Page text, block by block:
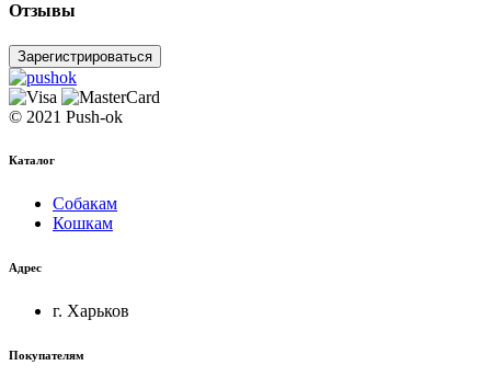
Отзывы
Зарегистрироваться
© 2021 Push-ok
Каталог
Собакам
Кошкам
Адрес
г. Харьков
Покупателям